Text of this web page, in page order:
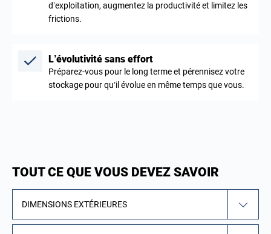
d’exploitation, augmentez la productivité et limitez les
frictions.
L’évolutivité sans effort
Préparez-vous pour le long terme et pérennisez votre
stockage pour qu’il évolue en même temps que vous.
TOUT CE QUE VOUS DEVEZ SAVOIR
DIMENSIONS EXTÉRIEURES